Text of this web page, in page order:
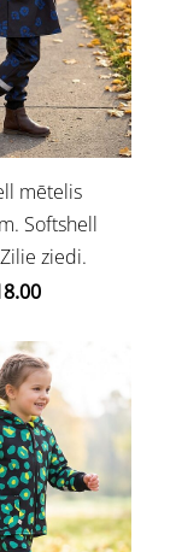
mētelis
Softshell
ziedi.